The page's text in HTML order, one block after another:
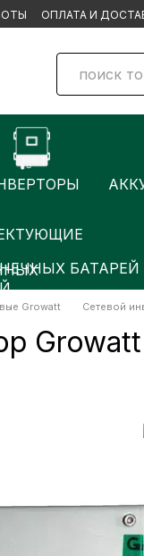
ОПЛАТА И
БАТАРЕЙ
Growatt Сетевой